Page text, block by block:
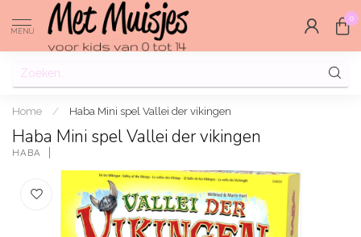
MENU
0
Home / Haba Mini spel Vallei der vikingen
Haba Mini spel Vallei der vikingen
HABA